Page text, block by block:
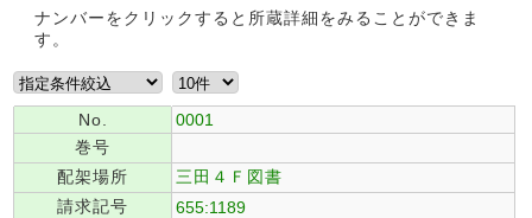
ナンバーをクリックすると所蔵詳細をみることができま
す。
No.
0001
巻号
配架場所
三田４Ｆ図書
請求記号
655:1189